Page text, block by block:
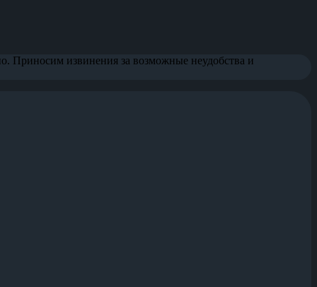
Приносим извинения за возможные неудобства и